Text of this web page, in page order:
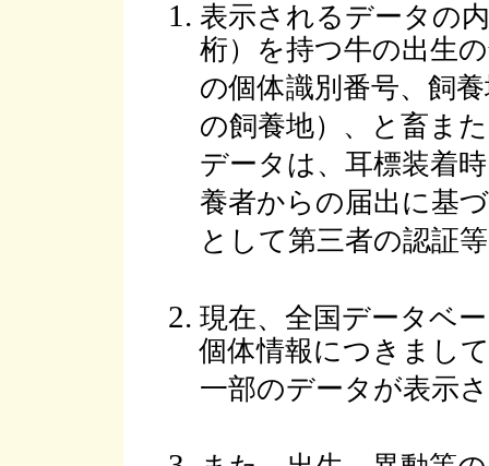
表示されるデータの
桁）を持つ牛の出生
の個体識別番号、飼
の飼養地）、と畜ま
データは、耳標装着
養者からの届出に基
として第三者の認証
現在、全国データベ
個体情報につきまし
一部のデータが表示